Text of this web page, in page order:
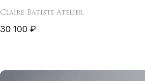
Claire Batiste Atelier
30 100 ₽